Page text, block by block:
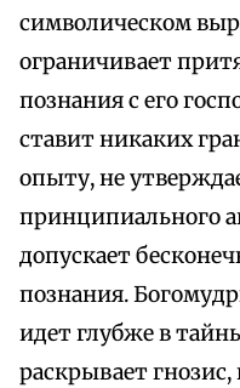
символическом
ограничивает
познания с его
ставит никаких
опыту, не
принципиального
допускает
познания.
идет глубже в
раскрывает